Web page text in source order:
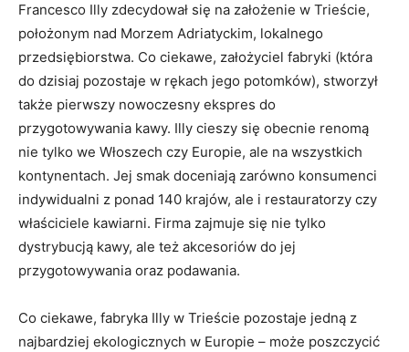
Francesco Illy zdecydował się na założenie w Trieście,
położonym nad Morzem Adriatyckim, lokalnego
przedsiębiorstwa. Co ciekawe, założyciel fabryki (która
do dzisiaj pozostaje w rękach jego potomków), stworzył
także pierwszy nowoczesny ekspres do
przygotowywania kawy. Illy cieszy się obecnie renomą
nie tylko we Włoszech czy Europie, ale na wszystkich
kontynentach. Jej smak doceniają zarówno konsumenci
indywidualni z ponad 140 krajów, ale i restauratorzy czy
właściciele kawiarni. Firma zajmuje się nie tylko
dystrybucją kawy, ale też akcesoriów do jej
przygotowywania oraz podawania.
Co ciekawe, fabryka Illy w Trieście pozostaje jedną z
najbardziej ekologicznych w Europie – może poszczycić